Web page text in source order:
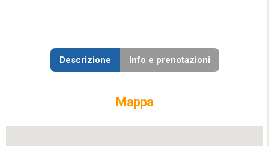
Descrizione Info e prenotazioni
Mappa